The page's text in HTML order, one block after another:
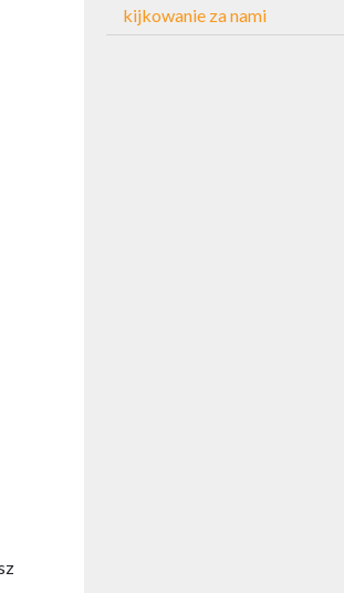
kijkowanie za nami